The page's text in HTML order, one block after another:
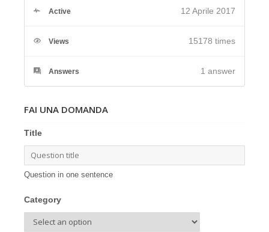
Active 12 Aprile 2017
Views 15178 times
Answers 1 answer
FAI UNA DOMANDA
Title
Question in one sentence
Category